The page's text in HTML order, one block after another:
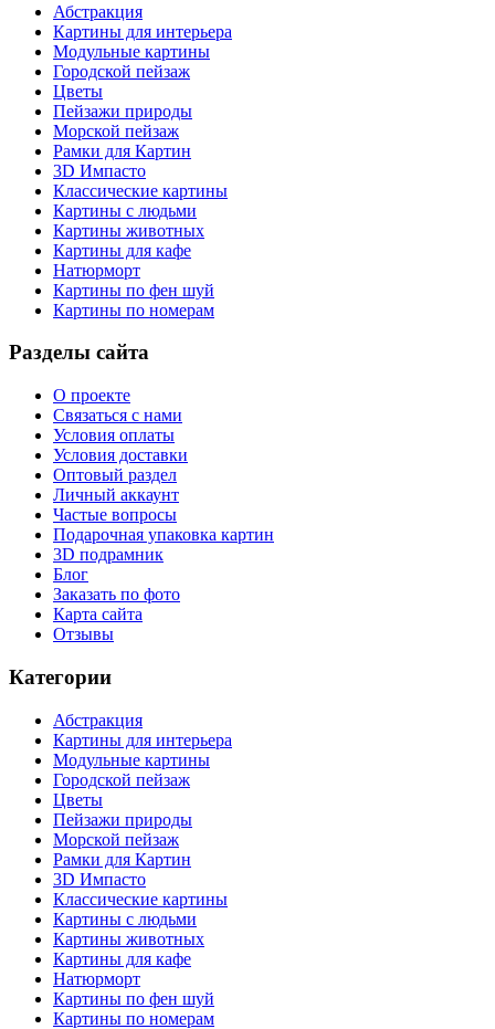
Абстракция
Картины для интерьера
Модульные картины
Городской пейзаж
Цветы
Пейзажи природы
Морской пейзаж
Рамки для Картин
3D Импасто
Классические картины
Картины с людьми
Картины животных
Картины для кафе
Натюрморт
Картины по фен шуй
Картины по номерам
Разделы сайта
О проекте
Связаться с нами
Условия оплаты
Условия доставки
Оптовый раздел
Личный аккаунт
Частые вопросы
Подарочная упаковка картин
3D подрамник
Блог
Заказать по фото
Карта сайта
Отзывы
Категории
Абстракция
Картины для интерьера
Модульные картины
Городской пейзаж
Цветы
Пейзажи природы
Морской пейзаж
Рамки для Картин
3D Импасто
Классические картины
Картины с людьми
Картины животных
Картины для кафе
Натюрморт
Картины по фен шуй
Картины по номерам